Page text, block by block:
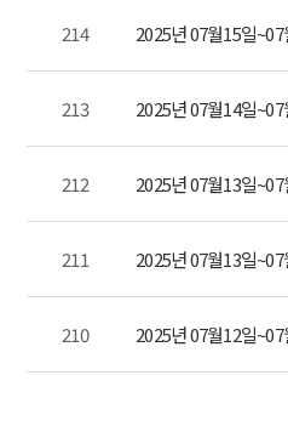
214 2025년 07월15일
213 2025년 07월14일
212 2025년 07월13일
211 2025년 07월13일
210 2025년 07월12일